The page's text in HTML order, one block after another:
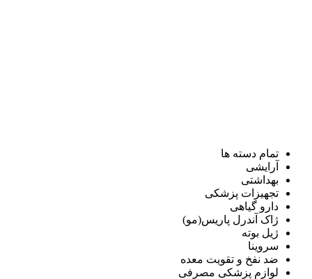
تمام دسته ها
آرایشی
بهداشتی
تجهیزات پزشکی
دارو گیاهی
ژاک آندرل پاریس(مو)
ژیل بوته
سروینا
ضد نفخ و تقویت معده
لوازم پزشکی مصرفی